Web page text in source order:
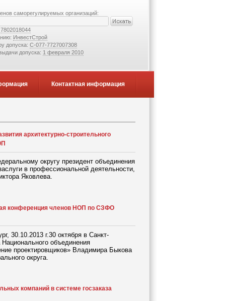
саморегулируемых организаций:
7802018044
ИнвестСтрой
допуска: С-077-7727007308
допуска: 1 февраля 2010
Контактная информация
архитектурно-строительного
округу президент объединения
в профессиональной деятельности,
Яковлева.
конференция членов НОП по СЗФО
30.10.2013 г.30 октября в Санкт-
объединения
проектировщиков» Владимира Быкова
округа.
компаний в системе госзаказа